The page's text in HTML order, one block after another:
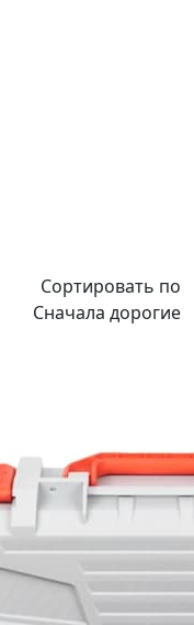
Сортировать по
Сначала дорогие